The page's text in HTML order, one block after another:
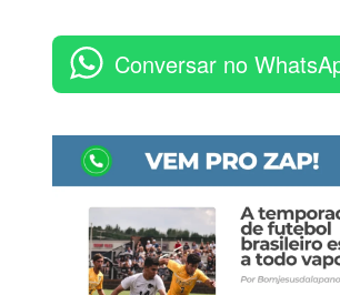
Conversar no